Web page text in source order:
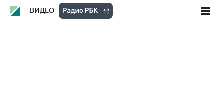
ВИДЕО